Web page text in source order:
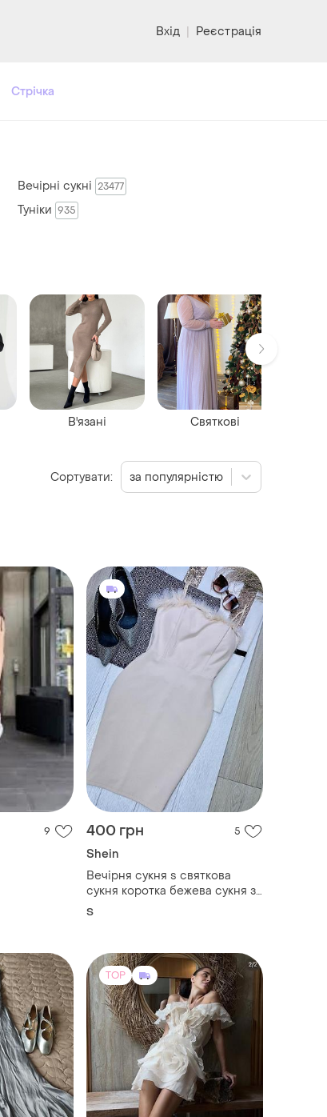
Вхід | Реєстрація
Стрічка
9 400 грн 5
Shein
Вечірня сукня s святкова
сукня коротка бежева сукня з
пір’ям плаття футляр на тонких
S
TOP
Вечірні сукні 23477
Туніки 935
В'язані Святкові
Сортувати: за популярністю